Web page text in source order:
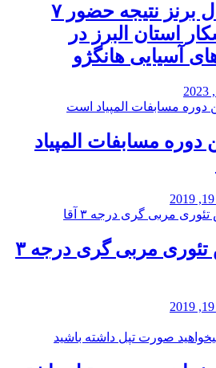
۲ مدال برنز نتیجه حضور ۷
استان البرز در
آسیایی هانگژو
دوره مسابفات المپیاد
کلاس تئوری مربی گری درجه ۳